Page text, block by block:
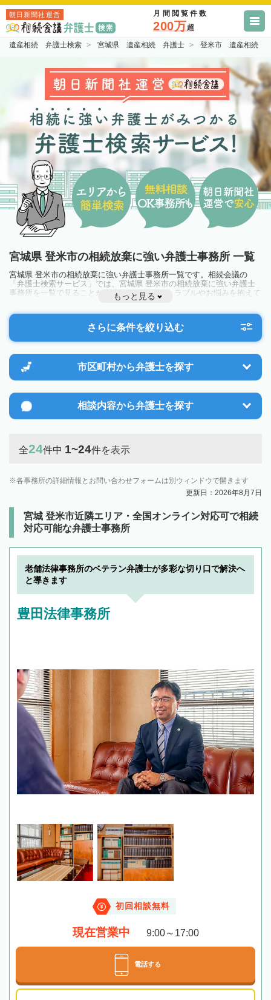
朝日新聞社運営 月間閲覧件数
200万超
遺産相続 弁護士検索 宮城県 遺産相続 弁護士 登米市 遺産相続
宮城県 登米市の相続放棄に強い弁護士事務所 一覧
宮城県 登米市の相続放棄に強い弁護士事務所一覧です。相続会議の
「弁護士検索サービス」では、宮城県 登米市の相続放棄に強い弁護士
事務所を一覧で見ることが出来ます。相続のトラブルやお悩みを抱えて
いる方は一度近隣の弁護士に相談してみましょう。
もっと見る
さらに条件を絞り込む
市区町村から弁護士を探す
相談内容から弁護士を探す
全24件中 1~24件を表示
各事務所の詳細情報とお問い合わせフォームは別ウィンドウで開きます
更新日：2026年8月7日
宮城 登米市近隣エリア・全国オンライン対応可で相続
対応可能な弁護士事務所
老舗法律事務所のベテラン弁護士が多彩な切り口で解決へ
と導きます
豊田法律事務所
初回相談無料
現在営業中 9:00～17:00
電話する